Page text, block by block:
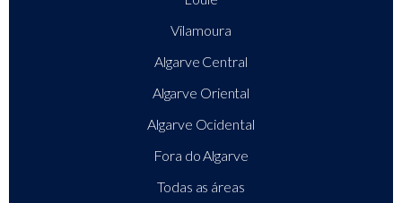
Vilamoura
Algarve Central
Algarve Oriental
Algarve Ocidental
Fora do Algarve
Todas as áreas